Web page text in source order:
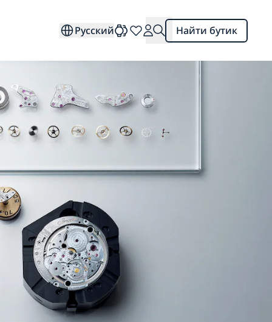
Русский Найти бутик